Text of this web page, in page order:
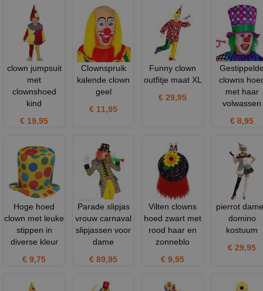
clown jumpsuit
met
clownshoed
kind
€ 19,95
Clownspruik
kalende clown
geel
€ 11,95
Funny clown
outfitje maat XL
€ 29,95
clowns
met haar
volwassen
€ 8,95
Hoge hoed
clown met leuke
stippen in
diverse kleur
€ 9,75
Parade slipjas
vrouw carnaval
slipjassen voor
dame
€ 89,95
Vilten clowns
hoed zwart met
rood haar en
zonneblo
€ 9,95
pierrot
domino
kostuum
€ 29,95